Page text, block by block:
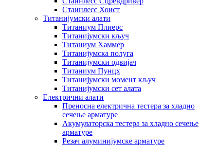
Стаинлесс Хоист
Титанијумски алати
Титаниум Плиерс
Титанијумски кључ
Титаниум Хаммер
Титанијумска полуга
Титанијумски одвијач
Титаниум Пунцх
Титанијумски момент кључ
Титанијумски сет алата
Електрични алати
Преносна електрична тестера за хладно
сечење арматуре
Акумулаторска тестера за хладно сечење
арматуре
Резач алуминијумске арматуре